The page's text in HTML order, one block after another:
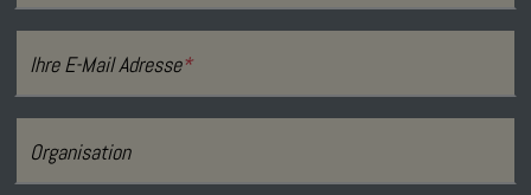
Ihre E-Mail Adresse*
Organisation